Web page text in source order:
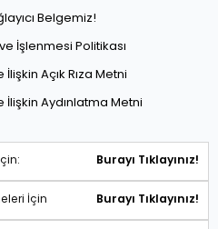
Belgemiz!
İşlenmesi Politikası
Açık Rıza Metni
Aydınlatma Metni
Burayı Tıklayınız!
İçin Burayı Tıklayınız!